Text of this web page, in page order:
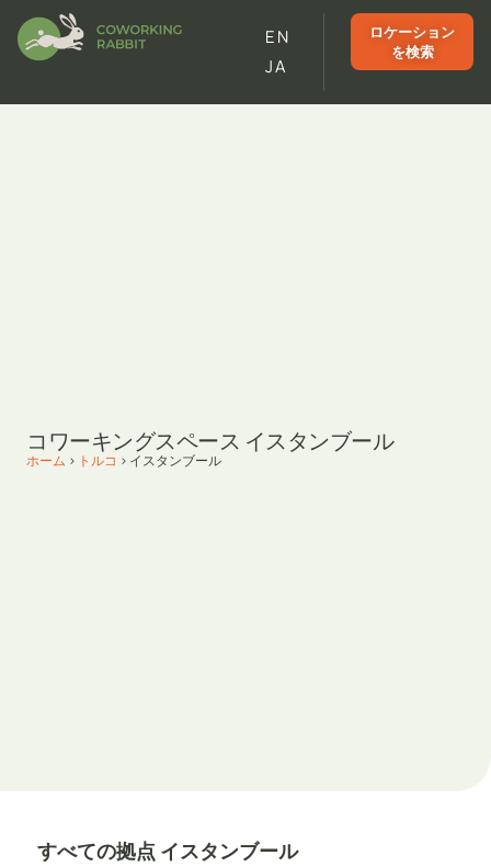
EN
JA
ロケーション
を検索
コワーキングスペース イスタンブール
ホーム > トルコ > イスタンブール
すべての拠点 イスタンブール